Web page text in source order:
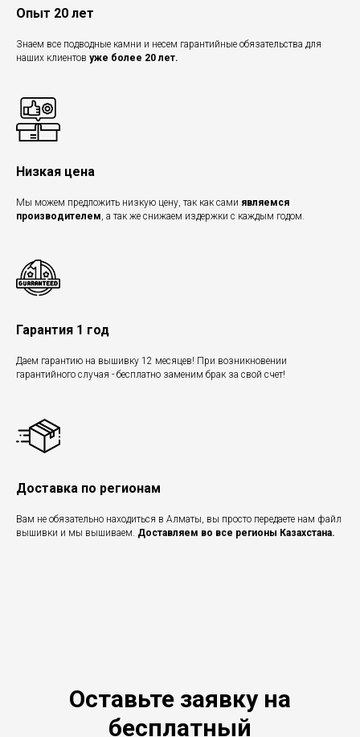
Опыт 20 лет
Знаем все подводные камни и несем гарантийные обязательства для
наших клиентов уже более 20 лет.
Низкая цена
Мы можем предложить низкую цену, так как сами являемся
производителем, а так же снижаем издержки с каждым годом.
Гарантия 1 год
Даем гарантию на вышивку 12 месяцев! При возникновении
гарантийного случая - бесплатно заменим брак за свой счет!
Доставка по регионам
Вам не обязательно находиться в Алматы, вы просто передаете нам файл
вышивки и мы вышиваем. Доставляем во все регионы Казахстана.
Оставьте заявку на
бесплатный